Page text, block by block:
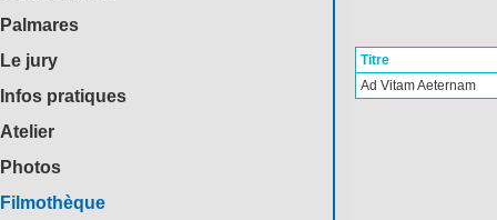
Palmares
Le jury
Infos pratiques
Atelier
Photos
Filmothèque
Titre
Ad Vitam Aeternam